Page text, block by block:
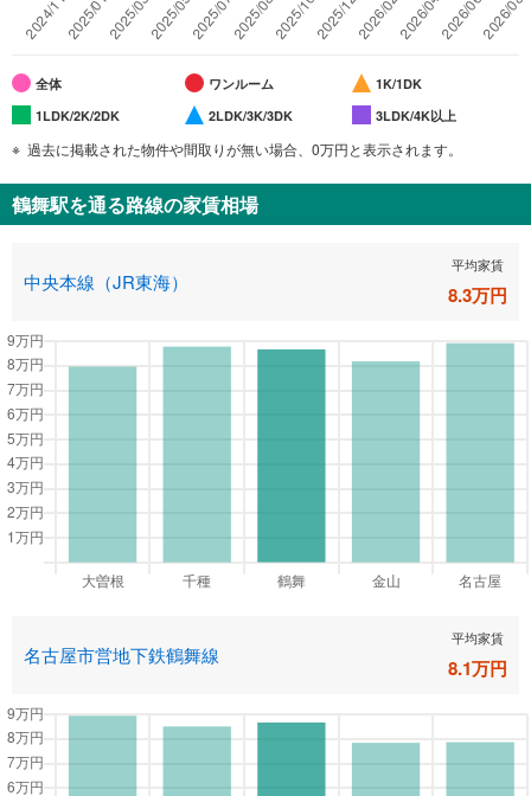
全体 ワンルーム
1K/1DK
1LDK/2K/2DK
2LDK/3K/3DK 3LDK/4K以上
過去に掲載された物件や間取りが無い場合、0万円と表示されます。
鶴舞駅を通る路線の家賃相場
中央本線（JR東海）
平均家賃
8.3万円
名古屋市営地下鉄鶴舞線
平均家賃
8.1万円